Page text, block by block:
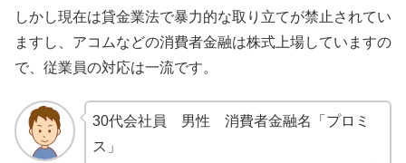
しかし現在は貸金業法で暴力的な取り立てが禁止されてい
ますし、アコムなどの消費者金融は株式上場していますの
で、従業員の対応は一流です。
30代会社員 男性 消費者金融名「プロミ
ス」